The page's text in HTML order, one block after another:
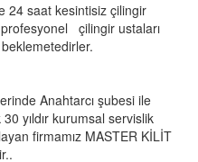
24 saat kesintisiz çilingir
çilingir ustaları
Anahtarcı şubesi ile
yıldır kurumsal servislik
firmamız MASTER KİLİT